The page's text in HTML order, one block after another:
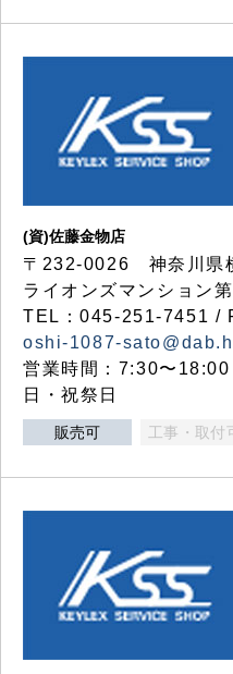
(資)佐藤金物店
〒232-0026 神奈川県
ライオンズマンション
TEL：045-251-7451 /
oshi-1087-
営業時間：7:30〜
日・祝祭日
販売可 工事・取付